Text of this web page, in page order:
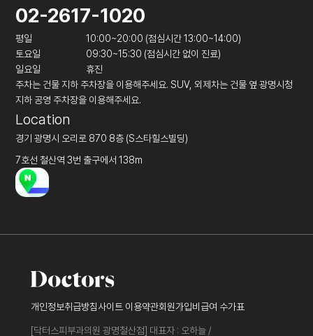
02-2617-1020
평일
10:00~20:00 (점심시간 13:00~14:00)
토요일
09:30~15:30 (점심시간 없이 진료)
일요일
휴진
주차는 건물 지하 주차장을 이용해주세요. SUV, 외제차는 건물 옆 광명시청
지하 공영 주차장을 이용해주세요.
Location
경기 광명시 오리로 870 8층 (S스타힐스빌딩)
7호선 철산역 3번 출구에서 138m
개인정보취급방침사이트 이용약관회원가입비급여 수가표
[닥터스피부과의원 광명철산점] 대표자 : 오하늘 /